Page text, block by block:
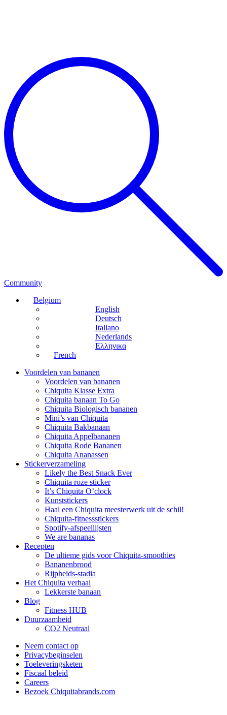
Community
Belgium
English
Deutsch
Italiano
Nederlands
Ελληνικα
French
Voordelen van bananen
Voordelen van bananen
Chiquita Klasse Extra
Chiquita banaan To Go
Chiquita Biologisch bananen
Mini’s van Chiquita
Chiquita Bakbanaan
Chiquita Appelbananen
Chiquita Rode Bananen
Chiquita Ananassen
Stickerverzameling
Likely the Best Snack Ever
Chiquita roze sticker
It’s Chiquita O’clock
Kunststickers
Haal een Chiquita meesterwerk uit de schil!
Chiquita-fitnessstickers
Spotify-afspeellijsten
We are bananas
Recepten
De ultieme gids voor Chiquita-smoothies
Bananenbrood
Rijpheids-stadia
Het Chiquita verhaal
Lekkerste banaan
Blog
Fitness HUB
Duurzaamheid
CO2 Neutraal
Neem contact op
Privacybeginselen
Toeleveringsketen
Fiscaal beleid
Careers
Bezoek Chiquitabrands.com